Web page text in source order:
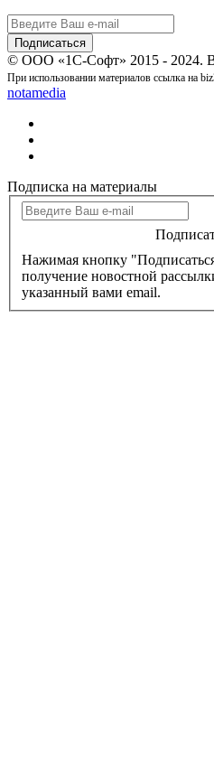
© ООО «1С-Софт» 2015 - 2024.
При использовании материалов ссылка на
notamedia
Подписка на материалы
Нажимая кнопку
получение новостной
указанный вами email.